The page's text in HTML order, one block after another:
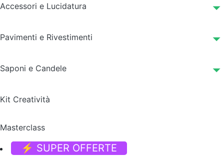
Accessori e Lucidatura
Pavimenti e Rivestimenti
Saponi e Candele
Kit Creatività
Masterclass
⚡ SUPER OFFERTE